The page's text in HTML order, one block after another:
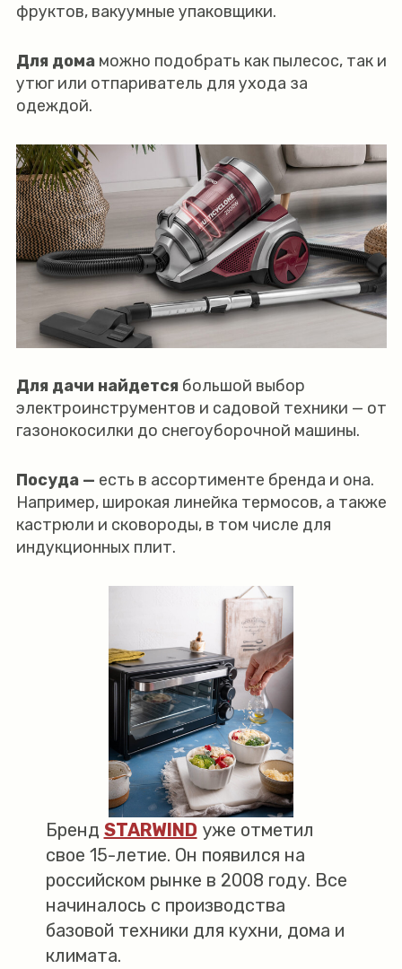
фруктов, вакуумные упаковщики.
Для дома можно подобрать как пылесос, так и
утюг или отпариватель для ухода за
одеждой.
Для дачи найдется большой выбор
электроинструментов и садовой техники — от
газонокосилки до снегоуборочной машины.
Посуда — есть в ассортименте бренда и она.
Например, широкая линейка термосов, а также
кастрюли и сковороды, в том числе для
индукционных плит.
Бренд STARWIND уже отметил
свое 15-летие. Он появился на
российском рынке в 2008 году. Все
начиналось с производства
базовой техники для кухни, дома и
климата.